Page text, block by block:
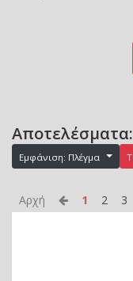
Εμφάνιση: Πλέγμα
Αρχή 1 2 3